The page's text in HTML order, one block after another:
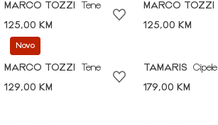
MARCO TOZZI
Tene
125,00 KM
MARCO TOZZI
125,00 KM
Novo
MARCO TOZZI
Tene
129,00 KM
TAMARIS
Cipele
179,00 KM